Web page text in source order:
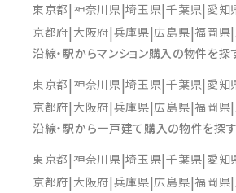
東京都 神奈川県 埼玉県 千葉県 愛知
京都府 大阪府 兵庫県 広島県 福岡県
沿線・駅からマンション購入の物件を探
東京都 神奈川県 埼玉県 千葉県 愛知
京都府 大阪府 兵庫県 広島県 福岡県
沿線・駅から一戸建て購入の物件を探す
東京都 神奈川県 埼玉県 千葉県 愛知
京都府 大阪府 兵庫県 広島県 福岡県